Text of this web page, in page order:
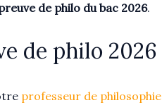
de philo du bac 2026.
de philo 2026
professeur de philosophie